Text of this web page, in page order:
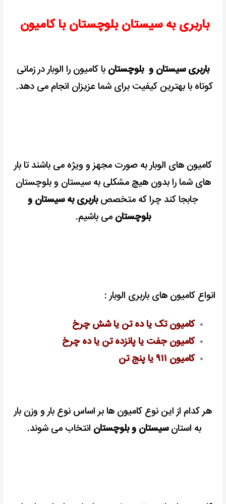
باربری به سیستان بلوچستان با کامیون
باربری سیستان و بلوچستان با کامیون را الوبار در زمانی
کوتاه با بهترین کیفیت برای شما عزیزان انجام می دهد.
کامیون های الوبار به صورت مجهز و ویژه می باشند تا بار
های شما را بدون هیچ مشکلی به سیستان و بلوچستان
جابجا کند چرا که متخصصباربری به سیستان و
بلوچستان می باشیم.
انواع کامیون های باربری الوبار :
کامیون تک یا ده تن یا شش چرخ
کامیون جفت یا پانزده تن یا ده چرخ
کامیون ۹۱۱ یا پنج تن
هر کدام از این نوع کامیون ها بر اساس نوع بار و وزن بار
به استانسیستان و بلوچستان انتخاب می شوند.